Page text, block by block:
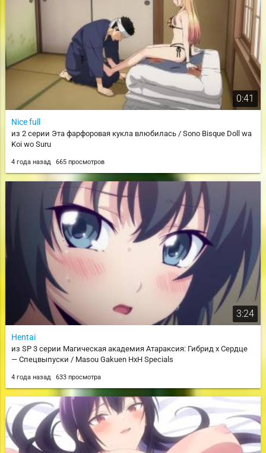
0:41
Nice full
из 2 серии Эта фарфоровая кукла влюбилась / Sono Bisque Doll wa
Koi wo Suru
4 года назад 665 просмотров
3:24
Hentai
из SP 3 серии Магическая академия Атараксия: Гибрид x Сердце
— Спецвыпуски / Masou Gakuen HxH Specials
4 года назад 633 просмотра